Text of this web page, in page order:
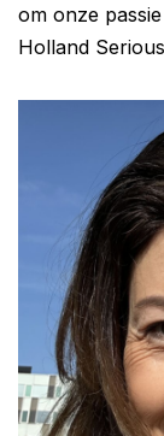
om onze
Holland